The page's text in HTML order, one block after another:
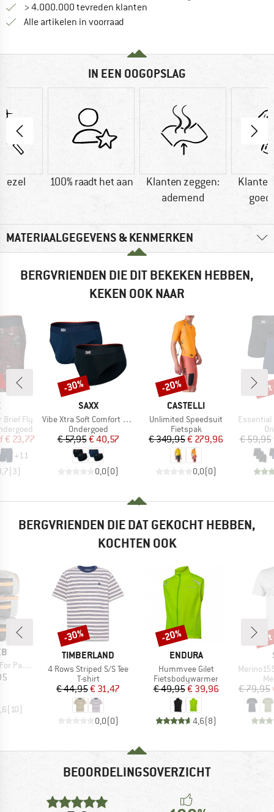
> 4.000.000 tevreden klanten
Alle artikelen in voorraad
IN EEN OOGOPSLAG
100% raadt het aan
Klanten zeggen:
ademend
goed
MATERIAALGEGEVENS & KENMERKEN
BERGVRIENDEN DIE DIT BEKEKEN HEBBEN,
KEKEN OOK NAAR
Brief Fly
prijs
€ 23,77
+11
(3)
MERK
SAXX
Artikel
Vibe Xtra Soft Comfort Brief Fly 2-Pack
Productgroep
Ondergoed
Prijs
€ 57,95Verlaagde prijs
€ 40,57
0,0(0)
Korting
-30%
MERK
CASTELLI
Artikel
Unlimited Speedsuit
Productgroep
Fietspak
Prijs
€ 349,95Verlaagde prijs
€ 279,96
0,0(0)
Korting
-20%
Artikel
Essential
€ 59,95
BERGVRIENDEN DIE DAT GEKOCHT HEBBEN,
KOCHTEN OOK
(10)
MERK
TIMBERLAND
Artikel
4 Rows Striped S/S Tee
Productgroep
T-shirt
Prijs
€ 44,95Verlaagde prijs
€ 31,47
0,0(0)
Korting
-30%
MERK
ENDURA
Artikel
Hummvee Gilet
Productgroep
Fietsbodywarmer
Prijs
€ 49,95Verlaagde prijs
€ 39,96
4,6(8)
Korting
-20%
Artikel
Merino155
€ 79,95
BEOORDELINGSOVERZICHT